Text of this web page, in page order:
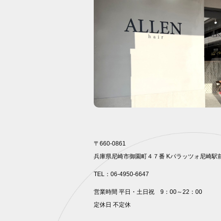
〒660-0861
兵庫県尼崎市御園町４７番 Kパラッツォ尼崎駅
TEL：06-4950-6647
営業時間 平日・土日祝 9：00～22：00
定休⽇ 不定休